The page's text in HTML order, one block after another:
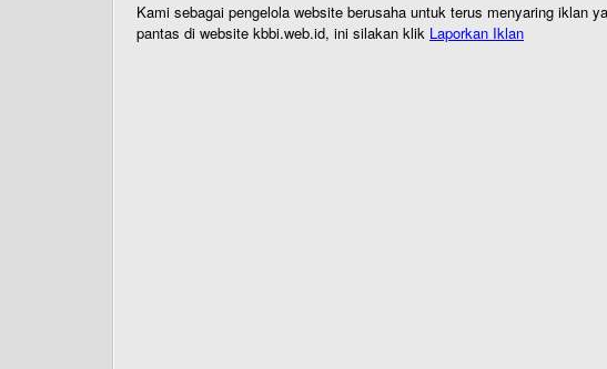
Kami sebagai pengelola website berusaha untuk terus menyaring iklan
pantas di website kbbi.web.id, ini silakan klik Laporkan Iklan